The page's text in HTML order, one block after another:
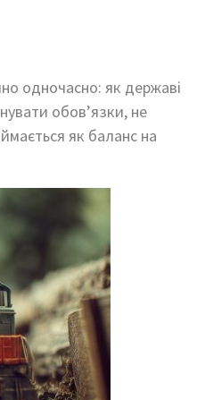
одночасно: як державі
обов’язки, не
як баланс на